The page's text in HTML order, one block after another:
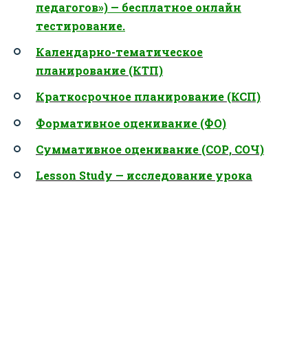
педагогов») — бесплатное онлайн
тестирование.
Календарно-тематическое
планирование (КТП)
Краткосрочное планирование (КСП)
Формативное оценивание (ФО)
Суммативное оценивание (СОР, СОЧ)
Lesson Study — исследование урока